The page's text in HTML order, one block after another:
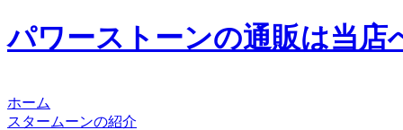
パワーストーンの通販は当店
ホーム
スタームーンの紹介